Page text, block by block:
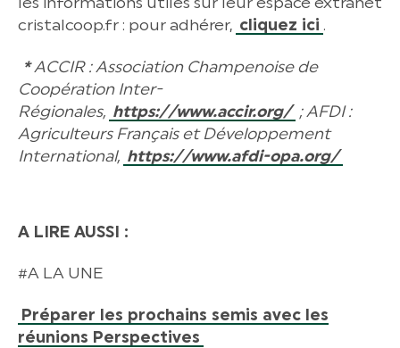
cristalcoop.fr : pour adhérer, cliquez ici .
*ACCIR : Association Champenoise de
Coopération Inter-
Régionales, https://www.accir.org/ ; AFDI :
Agriculteurs Français et Développement
International, https://www.afdi-opa.org/
A LIRE AUSSI :
#A LA UNE
Préparer les prochains semis avec les
réunions Perspectives